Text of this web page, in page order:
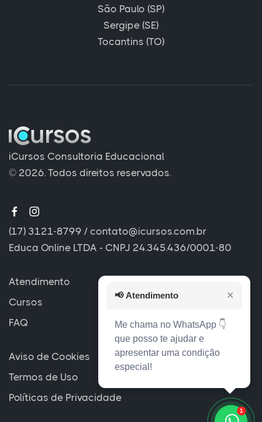
São Paulo (SP)
Sergipe (SE)
Tocantins (TO)
iCursos Consultoria Educacional
© 2026. Todos direitos reservados.
(17) 3121-8799 / contato@icursos.com.br
Educa Online LTDA - CNPJ 24.345.436/0001-80
Atendimento
Cursos
FAQ
Aviso de Cookies
Termos de Uso
Políticas de Privacidade
1
📢 Atendimento ✕
Me chama no WhatsApp 👇
que posso te ajudar e
apresentar uma condição
especial!